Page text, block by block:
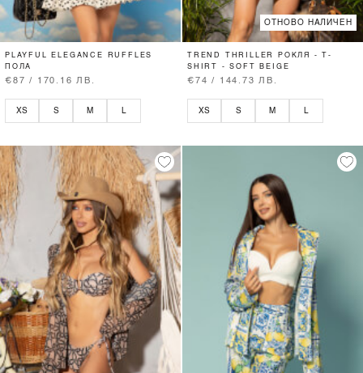
PLAYFUL ELEGANCE RUFFLES
ПОЛА
€87 / 170.16 ЛВ.
XS S M L
ОТНОВО НАЛИЧЕН
TREND THRILLER РОКЛЯ - T-
SHIRT - SOFT BEIGE
€74 / 144.73 ЛВ.
XS S M L